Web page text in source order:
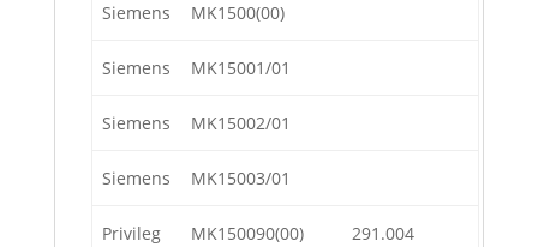
Siemens MK1500(00)
Siemens MK15001/01
Siemens MK15002/01
Siemens MK15003/01
Privileg MK150090(00) 291.004